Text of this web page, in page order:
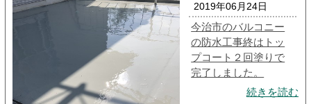
2019年06月24日
今治市のバルコニー
の防水工事終はトッ
プコート２回塗りで
完了しました。
続きを読む